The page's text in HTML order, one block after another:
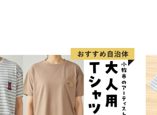
が発達し、商品流通も盛ん
近現代になると大阪や神
あること、埋め立てしや
って、機械・製紙・化学